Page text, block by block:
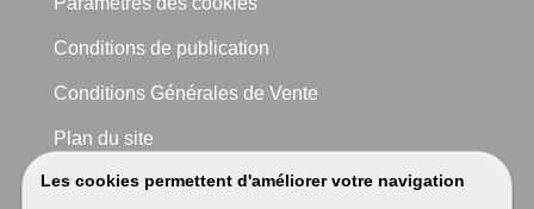
Les cookies permettent d'améliorer votre navigation
Conditions de publication
Conditions Générales de Vente
Plan du site